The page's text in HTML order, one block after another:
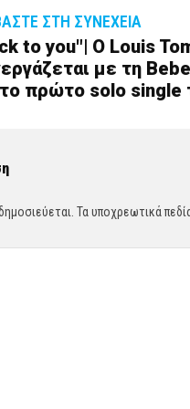
ΣΤΗ ΣΥΝΈΧΕΙΑ
to you"| Ο Louis
με τη
το πρώτο solo single
Τα υποχρεωτικά